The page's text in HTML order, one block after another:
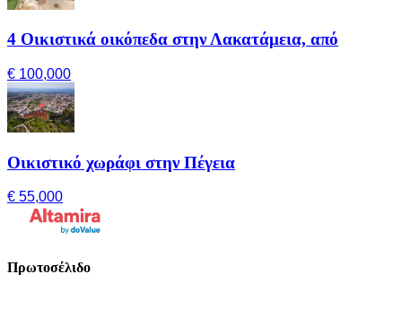
4 Οικιστικά οικόπεδα στην Λακατάμεια, από
€ 100,000
Οικιστικό χωράφι στην Πέγεια
€ 55,000
Πρωτοσέλιδο